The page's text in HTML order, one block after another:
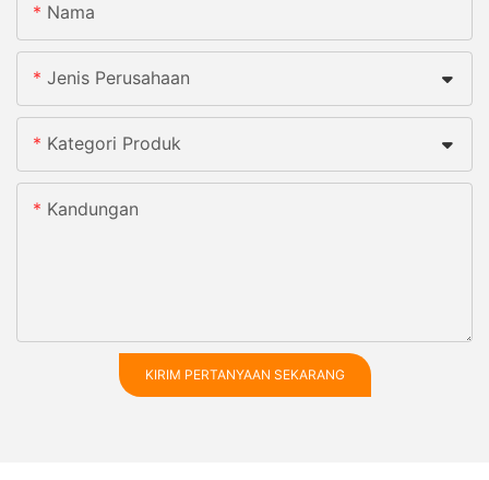
Nama
Jenis Perusahaan
Kategori Produk
Kandungan
KIRIM PERTANYAAN SEKARANG